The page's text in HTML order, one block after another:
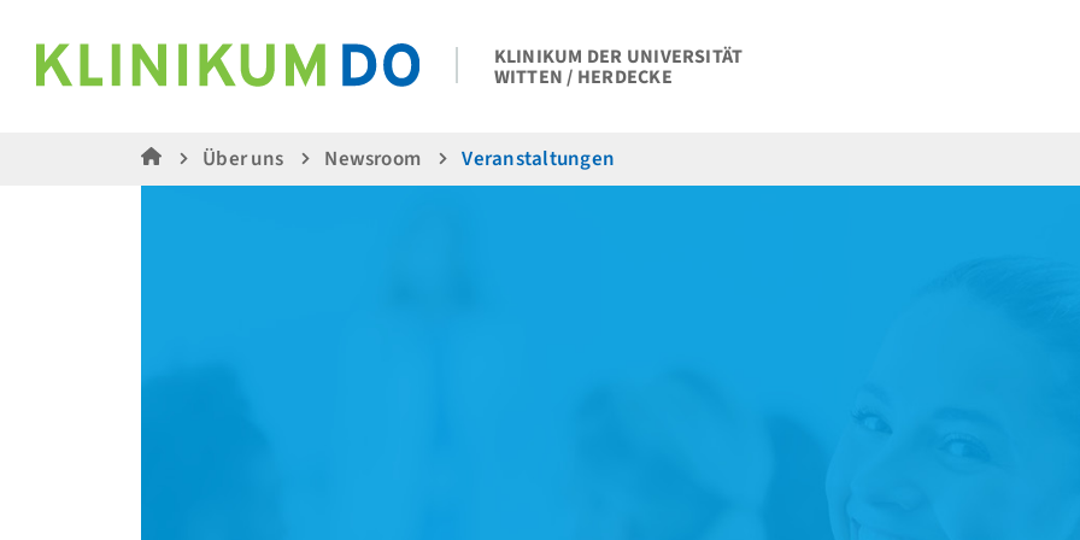
KLINIKUM DER UNIVERSITÄT
WITTEN / HERDECKE
Über uns Newsroom Veranstaltungen